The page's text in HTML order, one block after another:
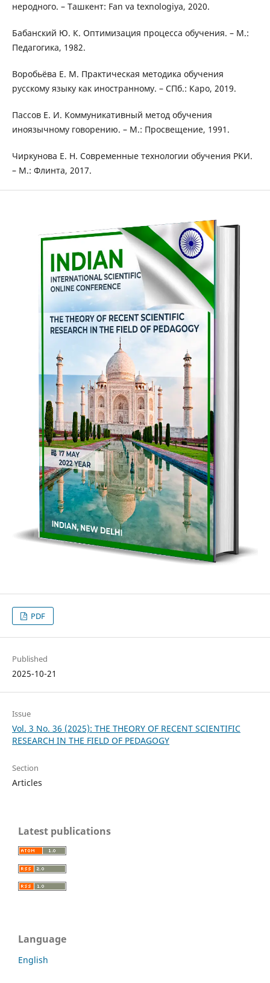
неродного. – Ташкент: Fan va texnologiya, 2020.
Бабанский Ю. К. Оптимизация процесса обучения. – М.:
Педагогика, 1982.
Воробьёва Е. М. Практическая методика обучения
русскому языку как иностранному. – СПб.: Каро, 2019.
Пассов Е. И. Коммуникативный метод обучения
иноязычному говорению. – М.: Просвещение, 1991.
Чиркунова Е. Н. Современные технологии обучения РКИ.
– М.: Флинта, 2017.
PDF
Published
2025-10-21
Issue
Vol. 3 No. 36 (2025): THE THEORY OF RECENT SCIENTIFIC
RESEARCH IN THE FIELD OF PEDAGOGY
Section
Articles
Latest publications
Language
English